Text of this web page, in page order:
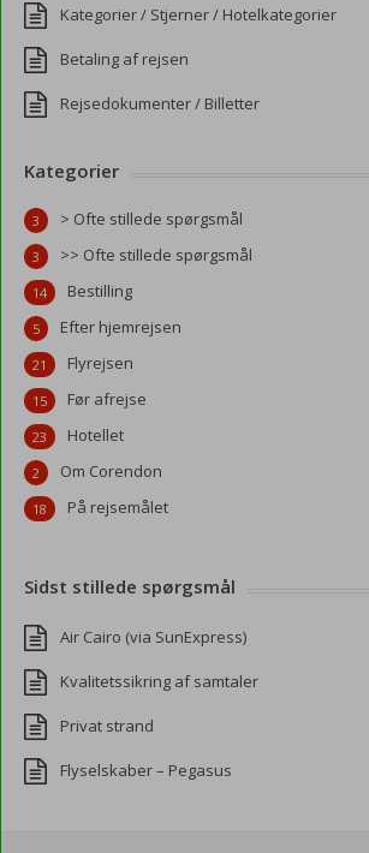
Kategorier / Stjerner / Hotelkategorier
Betaling af rejsen
Rejsedokumenter / Billetter
Kategorier
> Ofte stillede spørgsmål
3
>> Ofte stillede spørgsmål
3
Bestilling
14
Efter hjemrejsen
5
Flyrejsen
21
Før afrejse
15
Hotellet
23
Om Corendon
2
På rejsemålet
18
Sidst stillede spørgsmål
Air Cairo (via SunExpress)
Kvalitetssikring af samtaler
Privat strand
Flyselskaber – Pegasus